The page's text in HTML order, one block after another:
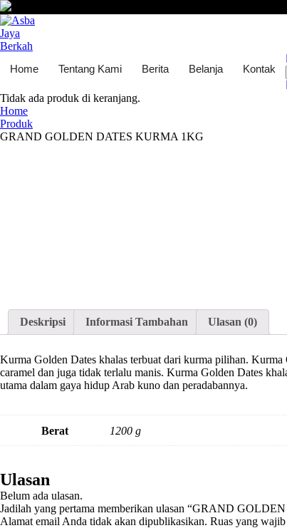
Skip
to
content
Home
Tentang Kami Berita Belanja
Kontak
Tidak ada produk di keranjang.
Home
Produk
GRAND GOLDEN DATES KURMA 1KG
Deskripsi Informasi Tambahan Ulasan (0)
Kurma Golden Dates khalas terbuat dari kurma pilihan.
caramel dan juga tidak terlalu manis. Kurma Golden Dates
utama dalam gaya hidup Arab kuno dan peradabannya.
Berat 1200 g
Ulasan
Belum ada ulasan.
Jadilah yang pertama memberikan ulasan “GRAND
Alamat email Anda tidak akan dipublikasikan. Ruas yang